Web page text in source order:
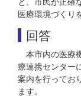
医療環境づくり
回答
本市内の医療
療連携センター
案内を行ってお
ます。